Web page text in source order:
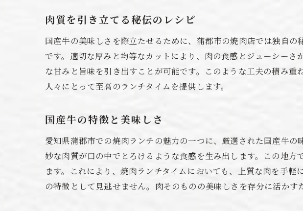
蒲郡市の焼肉
観光と合わせ
肉質を引き立てる秘伝のレシピ
国産牛の美味しさを際立たせるために、蒲郡市の焼肉店では独自
です。適切な厚みと均等なカットにより、肉の食感とジューシー
な甘みと旨味を引き出すことが可能です。このような工夫の積み
人々にとって至高のランチタイムを提供します。
国産牛の特徴と美味しさ
愛知県蒲郡市での焼肉ランチの魅力の一つに、厳選された国産牛
妙な肉質が口の中でとろけるような食感を生み出します。この地
ます。これにより、焼肉ランチタイムにおいても、上質な肉を手
の特徴として見逃せません。肉そのものの美味しさを存分に活か